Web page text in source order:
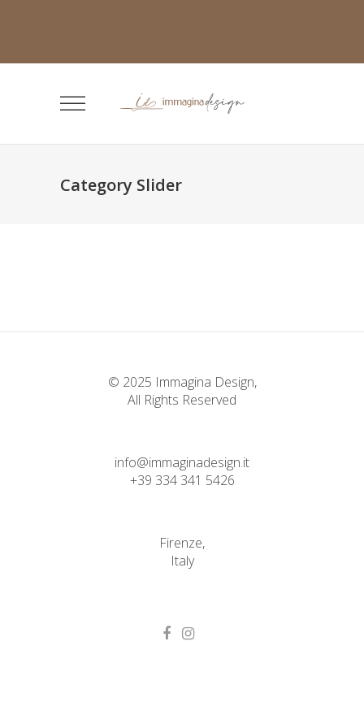
Category Slider
© 2025 Immagina Design,
All Rights Reserved
info@immaginadesign.it
+39 334 341 5426
Firenze,
Italy